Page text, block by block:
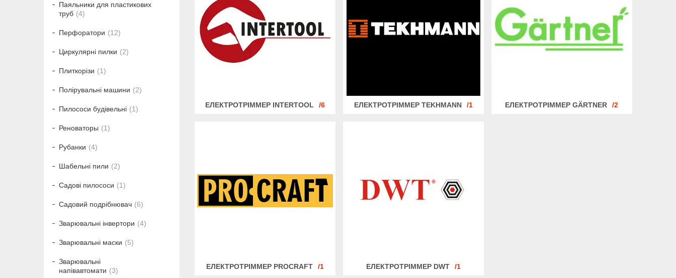
ЕЛЕКТРОТРІММЕР INTERTOOL 6 ЕЛЕКТРОТРІММЕР TEKHMANN 1 ЕЛЕКТРОТРІММЕР GÄRTNER 2
ЕЛЕКТРОТРІММЕР PROCRAFT 1 ЕЛЕКТРОТРІММЕР DWT 1
Паяльники для пластикових
труб
4
Перфоратори 12
Циркулярні пилки 2
Плиткорізи 1
Полірувальні машини 2
Пилососи будівельні 1
Реноваторы 1
Рубанки 4
Шабельні пили 2
Садові пилососи 1
Садовий подрібнювач 6
Зварювальні інвертори 4
Зварювальні маски 5
Зварювальні
напівавтомати
3